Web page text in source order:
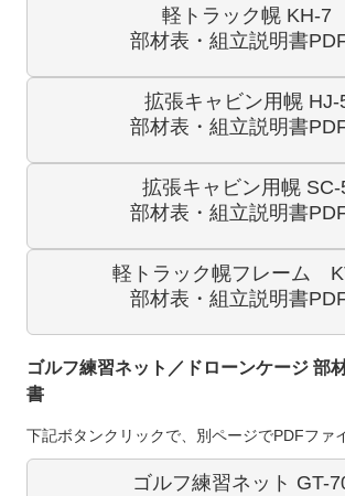
軽トラック幌 KH-7
部材表・組立説明書
拡張キャビン用幌 HJ-
部材表・組立説明書
拡張キャビン用幌 SC-
部材表・組立説明書
軽トラック幌フレーム
部材表・組立説明書
ゴルフ練習ネット／ドローンケージ 部
書
下記ボタンクリックで、別ページでPDFファ
ゴルフ練習ネット GT-